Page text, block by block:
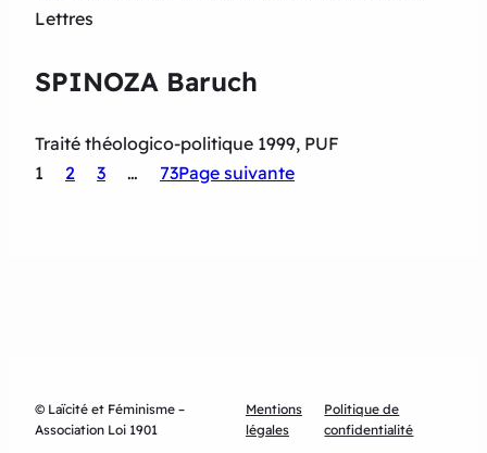
Lettres
SPINOZA Baruch
Traité théologico-politique 1999, PUF
1
2 3 … 73Page suivante
© Laïcité et Féminisme –
Association Loi 1901
Mentions
légales
Politique de
confidentialité